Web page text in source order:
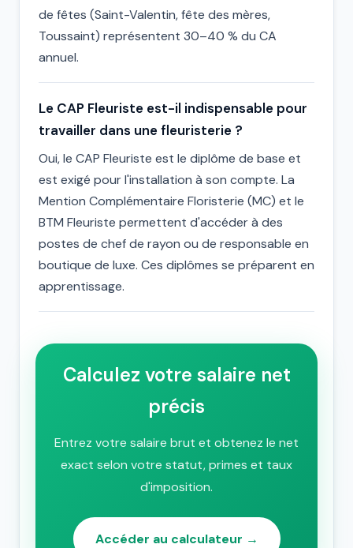
de fêtes (Saint-Valentin, fête des mères,
Toussaint) représentent 30–40 % du CA
annuel.
Le CAP Fleuriste est-il indispensable pour
travailler dans une fleuristerie ?
Oui, le CAP Fleuriste est le diplôme de base et
est exigé pour l'installation à son compte. La
Mention Complémentaire Floristerie (MC) et le
BTM Fleuriste permettent d'accéder à des
postes de chef de rayon ou de responsable en
boutique de luxe. Ces diplômes se préparent en
apprentissage.
Calculez votre salaire net
précis
Entrez votre salaire brut et obtenez le net
exact selon votre statut, primes et taux
d'imposition.
Accéder au calculateur →